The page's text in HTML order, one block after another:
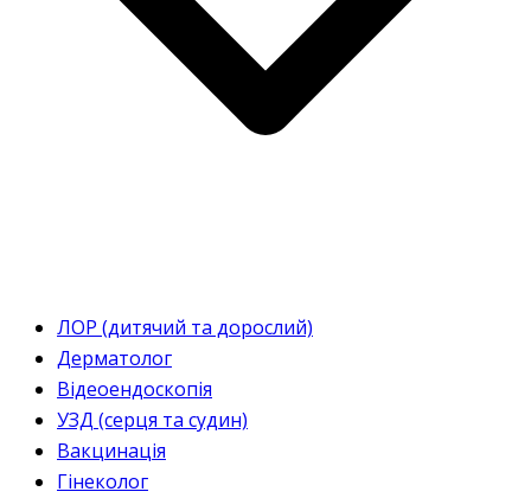
ЛОР (дитячий та дорослий)
Дерматолог
Відеоендоскопія
УЗД (серця та судин)
Вакцинація
Гінеколог